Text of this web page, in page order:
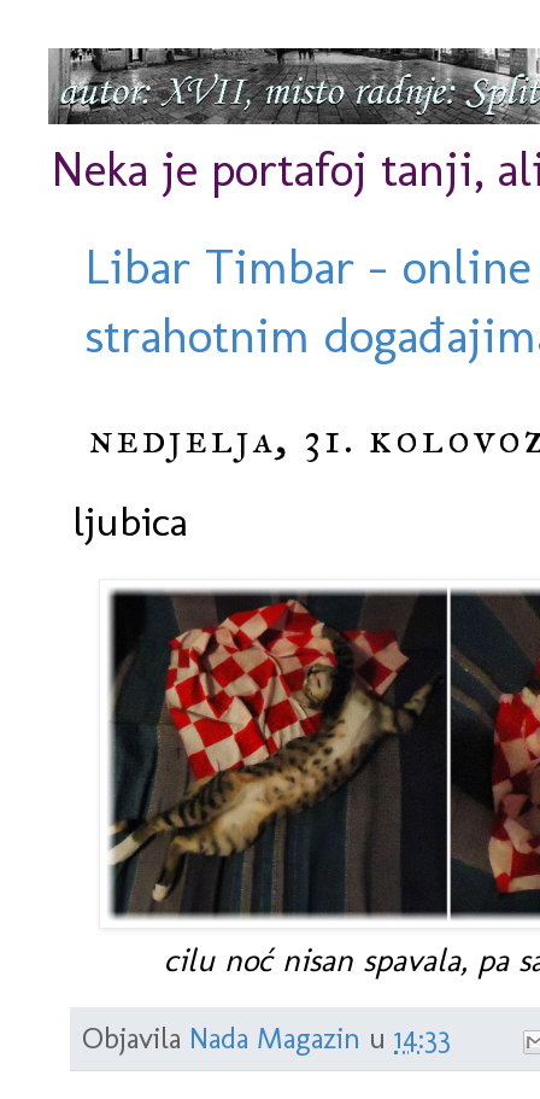
Neka je portafoj tanji,
Libar Timbar -
strahotnim
nedjelja, 31.
ljubica
cilu noć nisan spavala, pa
Objavila Nada Magazin u 14:33